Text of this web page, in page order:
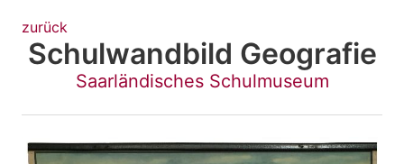
zurück
Schulwandbild Geografie
Saarländisches Schulmuseum